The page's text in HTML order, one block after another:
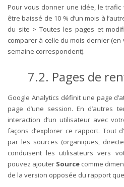
Pour vous donner une idée, le
être baissé de 10 % d’un mois à
du site > Toutes les pages et
comparer à celle du mois dernier
semaine correspondent).
7.2. Pages de
Google Analytics définit une page
page d’une session. En d’autres
interaction d’un utilisateur avec
façons d’explorer ce rapport. Tout
par les sources (organiques,
conduisent les utilisateurs vers
pouvez ajouter Source comme
de la version opposée du rapport